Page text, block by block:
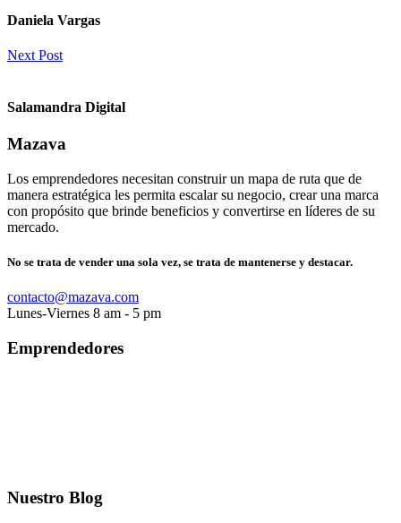
Daniela Vargas
Next Post
Salamandra Digital
Mazava
Los emprendedores necesitan construir un mapa de ruta que de
manera estratégica les permita escalar su negocio, crear una marca
con propósito que brinde beneficios y convertirse en líderes de su
mercado.
No se trata de vender una sola vez, se trata de mantenerse y destacar.
contacto@mazava.com
Lunes-Viernes 8 am - 5 pm
Emprendedores
Nuestro Blog